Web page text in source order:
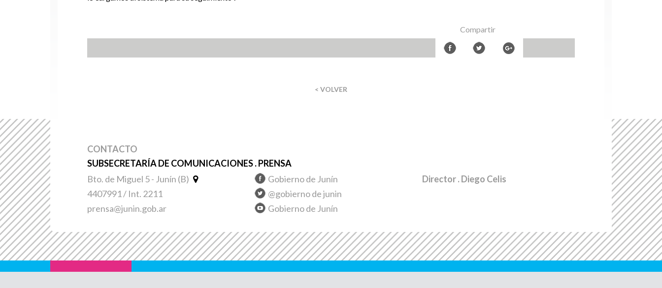
Compartir
< VOLVER
CONTACTO
SUBSECRETARÍA DE COMUNICACIONES . PRENSA
Bto. de Miguel 5 - Junín (B)
4407991 / Int. 2211
prensa@junin.gob.ar
Gobierno de Junín
@gobierno de junin
Gobierno de Junín
Director. Diego Celis